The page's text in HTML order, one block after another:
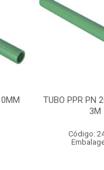
TUBO PPR PN
3M
Código: